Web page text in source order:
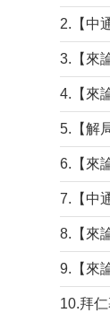
4.【來
10.拜